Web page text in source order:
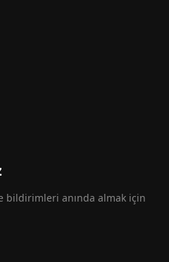
bildirimleri anında almak için